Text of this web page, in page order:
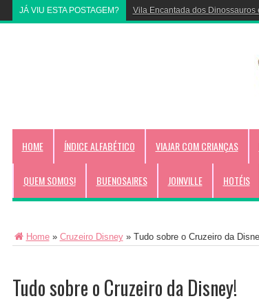
JÁ VIU ESTA POSTAGEM? Vila Encantada dos Dinossauros
HOME ÍNDICE ALFABÉTICO VIAJAR COM CRIANÇAS
QUEM SOMOS! BUENOSAIRES JOINVILLE HOTÉIS
Home» Cruzeiro Disney» Tudo sobre o Cruzeiro da
Tudo sobre o Cruzeiro da Disney!